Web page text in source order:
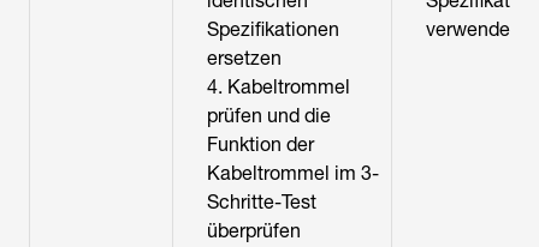
Spezifikationen
ersetzen
4. Kabeltrommel
prüfen und die
Funktion der
Kabeltrommel im 3-
Schritte-Test
überprüfen
verwenden